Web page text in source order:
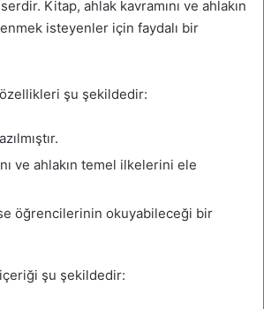
Kitap, ahlak kavramını ve ahlakın
isteyenler için faydalı bir
özellikleri şu şekildedir:
ve ahlakın temel ilkelerini ele
öğrencilerinin okuyabileceği bir
içeriği şu şekildedir: